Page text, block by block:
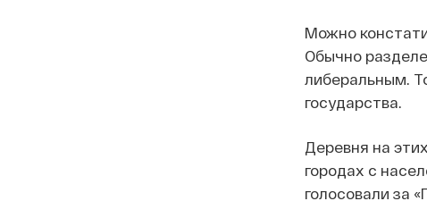
Можно
Обычно
либеральным.
государства.
Деревня на
городах с
голосовали за